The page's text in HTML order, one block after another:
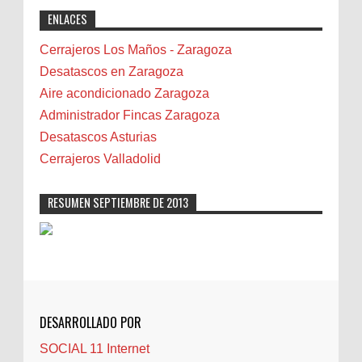
professional solutions. Highly recommended!"
Bicicletas
Bilbao
Biota
Camareta
Cáncer
Carmela Sauras
Carnavales
Castellón
Cerrajeros
Cocinas
Comentarios de la afición
ENLACES
Cerrajeros Los Maños - Zaragoza
Desatascos en Zaragoza
Aire acondicionado Zaragoza
Administrador Fincas Zaragoza
Desatascos Asturias
Cerrajeros Valladolid
RESUMEN SEPTIEMBRE DE 2013
DESARROLLADO POR
SOCIAL 11 Internet